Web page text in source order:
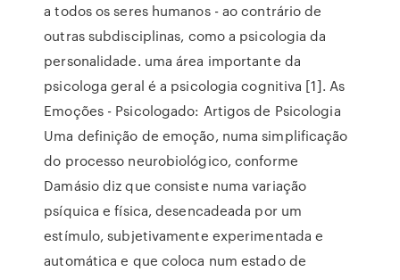
a todos os seres humanos - ao contrário de
outras subdisciplinas, como a psicologia da
personalidade. uma área importante da
psicologa geral é a psicologia cognitiva [1]. As
Emoções - Psicologado: Artigos de Psicologia
Uma definição de emoção, numa simplificação
do processo neurobiológico, conforme
Damásio diz que consiste numa variação
psíquica e física, desencadeada por um
estímulo, subjetivamente experimentada e
automática e que coloca num estado de